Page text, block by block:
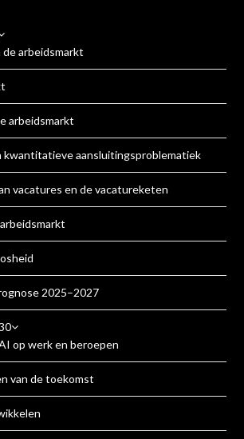
arbeidsmarkt
arbeidsmarkt
kwantitatieve aansluitingsproblematiek
vacatures en de vacatureketen
2025–2027
op werk en beroepen
van de toekomst